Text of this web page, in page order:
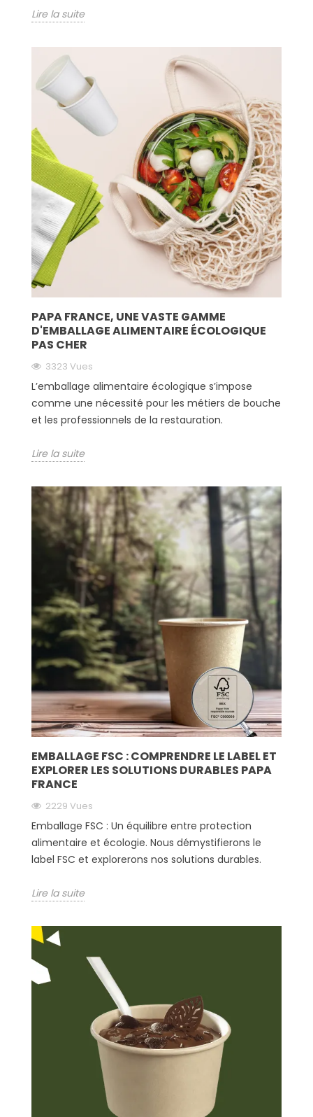
Lire la suite
PAPA FRANCE, UNE VASTE GAMME
D'EMBALLAGE ALIMENTAIRE ÉCOLOGIQUE
PAS CHER
3323 Vues
L’emballage alimentaire écologique s’impose
comme une nécessité pour les métiers de bouche
et les professionnels de la restauration.
Lire la suite
EMBALLAGE FSC : COMPRENDRE LE LABEL ET
EXPLORER LES SOLUTIONS DURABLES PAPA
FRANCE
2229 Vues
Emballage FSC : Un équilibre entre protection
alimentaire et écologie. Nous démystifierons le
label FSC et explorerons nos solutions durables.
Lire la suite